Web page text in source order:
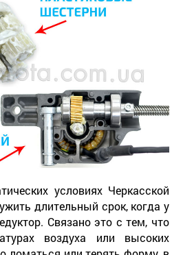
условиях Черкасской
длительный срок, когда у
Связано это с тем, что
воздуха или высоких